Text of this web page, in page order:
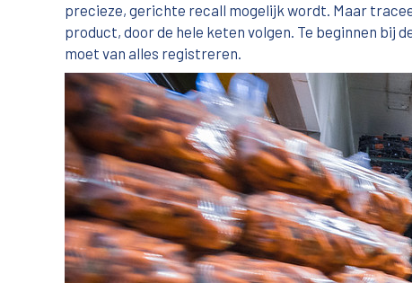
precieze, gerichte recall mogelijk wordt. Maar
product, door de hele keten volgen. Te beginnen bij
moet van alles registreren.